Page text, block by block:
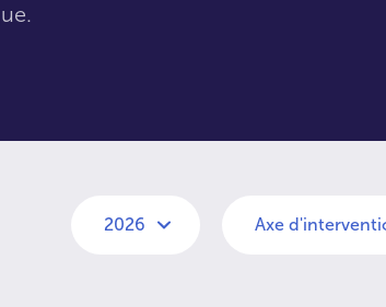
2026 Axe